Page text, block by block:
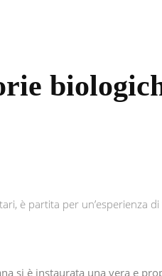
è partita per un’esperienza di
si è instaurata una vera e